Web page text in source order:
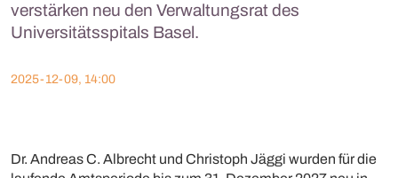
verstärken neu den Verwaltungsrat des
Universitätsspitals Basel.
2025-12-09, 14:00
Dr. Andreas C. Albrecht und Christoph Jäggi wurden für die